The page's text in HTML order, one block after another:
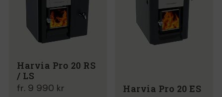
Harvia Pro 20 RS
/ LS
fr. 9 990 kr Harvia Pro 20 ES